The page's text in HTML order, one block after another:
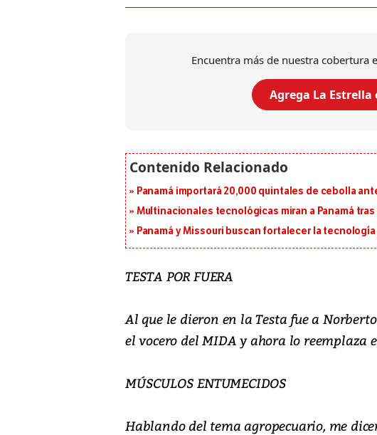
Encuentra más de nuestra cobertura
Agrega La Estrella
Panamá importará 20,000 quintales de cebolla
Multinacionales tecnológicas miran a Panamá
Panamá y Missouri buscan fortalecer la
TESTA POR FUERA
Al que le dieron en la Testa fue a
el vocero del MIDA y ahora lo reemplaza
MÚSCULOS ENTUMECIDOS
Hablando del tema agropecuario, me